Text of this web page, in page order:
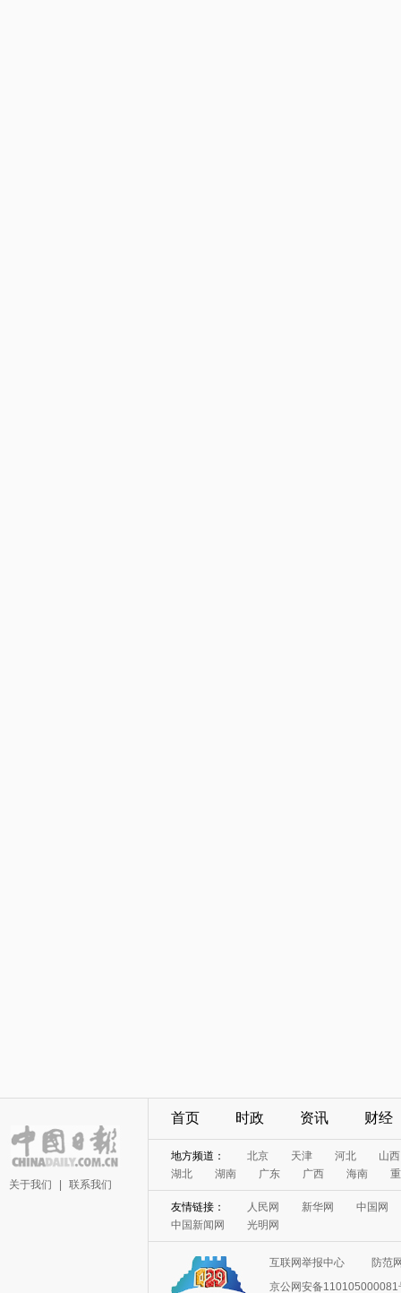
关于我们 联系我们
首页 时政 资讯 财经
地方频道： 北京 天津 河北
山西
湖北
湖南 广东 广西 海南
友情链接： 人民网 新华网
中国网
中国新闻网
光明网
互联网举报中心
防范
京公网安备110105000081